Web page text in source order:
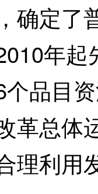
确定了
年
品目
革总体
理利用